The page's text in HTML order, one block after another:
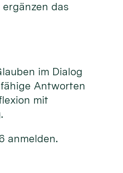
das
im Dialog
Antworten
mit
anmelden.